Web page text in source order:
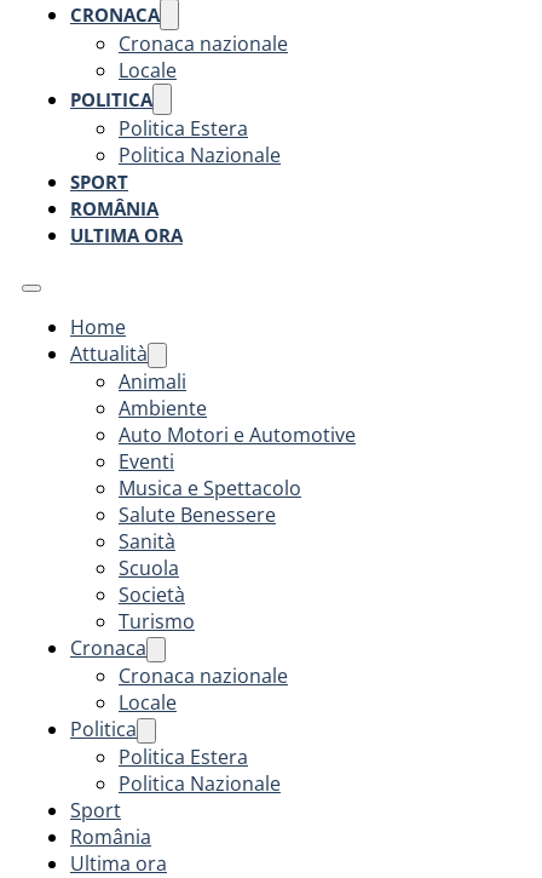
CRONACA
Cronaca nazionale
Locale
POLITICA
Politica Estera
Politica Nazionale
SPORT
ROMÂNIA
ULTIMA ORA
Home
Attualità
Animali
Ambiente
Auto Motori e Automotive
Eventi
Musica e Spettacolo
Salute Benessere
Sanità
Scuola
Società
Turismo
Cronaca
Cronaca nazionale
Locale
Politica
Politica Estera
Politica Nazionale
Sport
România
Ultima ora